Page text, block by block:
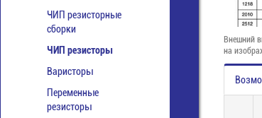
ЧИП резисторные
сборки
ЧИП резисторы
Варисторы
Переменные
резисторы
Внешний
на